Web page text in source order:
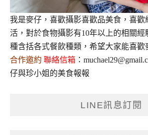
我是麥仔，喜歡攝影喜歡品美食，喜歡
活，對於食物攝影有10年以上的相關
種含括各式餐飲種類，希望大家能喜歡
合作邀約 聯絡信箱 ：
仔與珍小姐的美食報報
LINE訊息訂閱